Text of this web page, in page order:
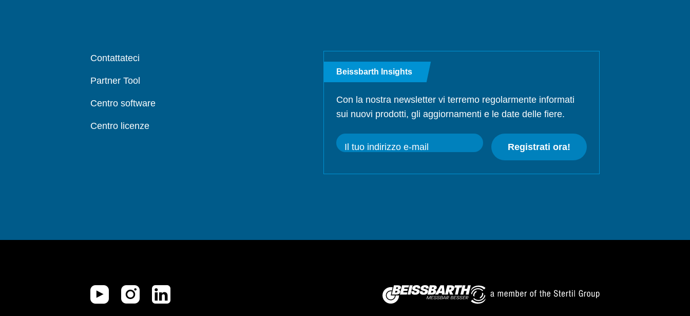
Contattateci
Partner Tool
Centro software
Centro licenze
Beissbarth Insights
Con la nostra newsletter vi terremo regolarmente informati
sui nuovi prodotti, gli aggiornamenti e le date delle fiere.
Il tuo indirizzo e-mail Registrati ora!